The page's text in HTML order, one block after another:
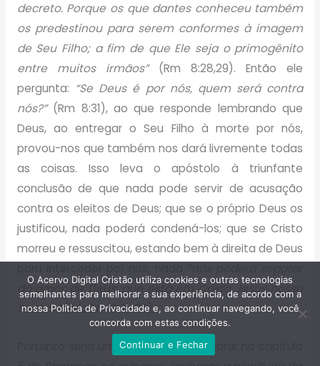
decreto. Porque os que dantes conheceu também
os predestinou para serem conformes à imagem
de Seu Filho; a fim de que Ele seja o primogênito
entre muitos irmãos”(Rm 8:28,29). Então ele
pergunta: “Se Deus é por nós, quem será contra
nós?”(Rm 8:31), ao que responde lembrando que
Deus, ao entregar o Seu Filho à morte por nós,
provou-nos que também nos dará livremente todas
as coisas. Isso leva o apóstolo à triunfante
conclusão de que nada pode servir de acusação
contra os eleitos de Deus; que se o próprio Deus os
justificou, nada poderá condená-los; que se Cristo
morreu e ressuscitou, estando bem à direita de Deus
do amor de Deus, que está em Cristo Jesus nosso
Senhor”(leia Rm 8:31-39).
Portanto seria um grave erro você parar no capítulo
O Acervo Digital Cristão utiliza cookies e outras tecnologias
semelhantes para melhorar a sua experiência, de acordo com a
nossa Política de Privacidade e, ao continuar navegando, você
concorda com estas condições.
Continuar e Fechar